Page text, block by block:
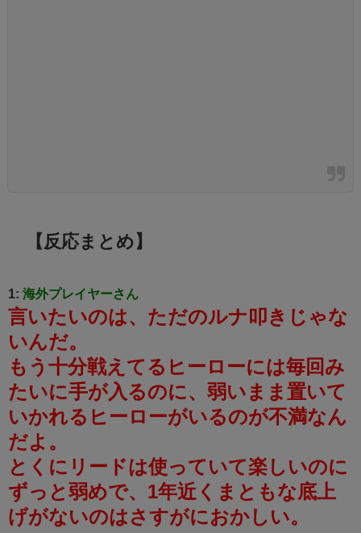
【反応まとめ】
1: 海外プレイヤーさん
言いたいのは、ただのルナ叩きじゃな
いんだ。
もう十分戦えてるヒーローには毎回み
たいに手が入るのに、弱いまま置いて
いかれるヒーローがいるのが不満なん
だよ。
とくにリードは使っていて楽しいのに
ずっと弱めで、1年近くまともな底上
げがないのはさすがにおかしい。